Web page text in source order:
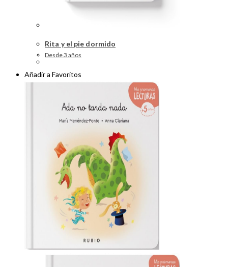
Rita y el pie dormido
Desde 3 años
Añadir a Favoritos